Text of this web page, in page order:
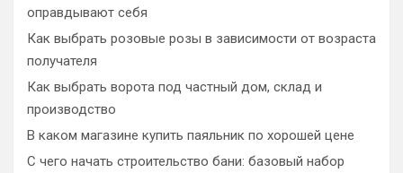
оправдывают себя
Как выбрать розовые розы в зависимости от возраста
получателя
Как выбрать ворота под частный дом, склад и
производство
В каком магазине купить паяльник по хорошей цене
С чего начать строительство бани: базовый набор